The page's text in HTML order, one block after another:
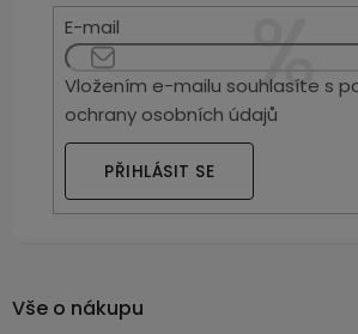
E-mail
Vložením e-mailu souhlasíte s
ochrany osobních údajů
PŘIHLÁSIT SE
Vše o nákupu